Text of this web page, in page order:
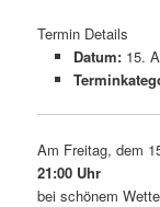
Termin Details
Datum: 15.
Am Freitag, dem
21:00 Uhr
bei schönem